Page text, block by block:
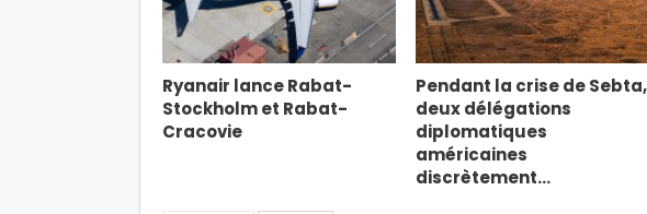
Ryanair lance Rabat-
Stockholm et Rabat-
Cracovie
Pendant la crise de Sebta,
deux délégations
diplomatiques
américaines
discrètement…